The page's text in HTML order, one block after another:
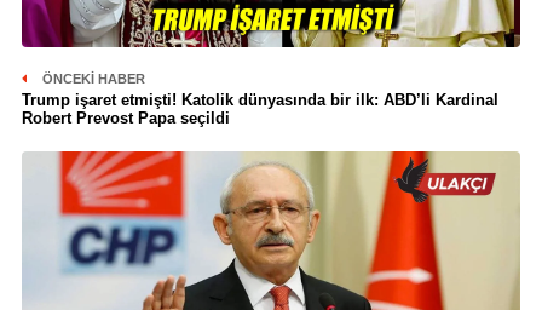
ÖNCEKI HABER
Trump işaret etmişti! Katolik dünyasında bir ilk: ABD’li Kardinal
Robert Prevost Papa seçildi